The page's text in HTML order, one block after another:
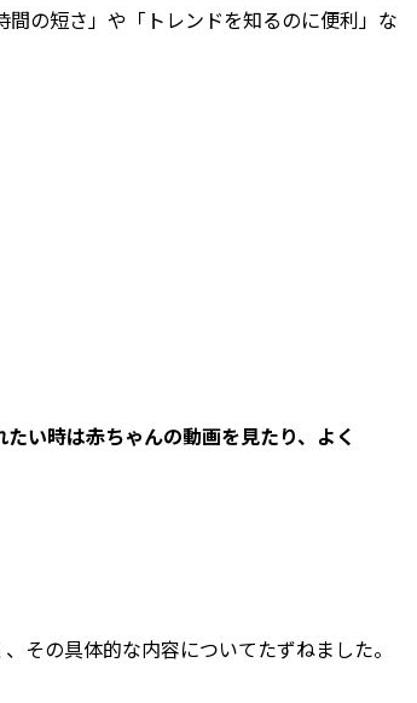
の短さ」や「トレンドを知るのに便利」な
い時は赤ちゃんの動画を見たり、よく
その具体的な内容についてたずねました。